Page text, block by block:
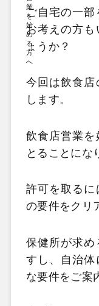
ご自宅の一部
お考えの方も
ょうか？
今回は飲食店
します。
飲食店営業を
とることにな
許可を取る
の要件をクリ
保健所が求め
すし、自治体
な要件をご案